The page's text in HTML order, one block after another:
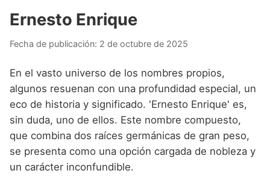
Nombres de niño que empiezan por B
Nombres de niño que empiezan por D
Nombres de niño que empiezan por E
Nombres de niño que empiezan por F
Nombres de niño que empiezan por G
Nombres de niño que empiezan por H
Nombres de Niño Asturianos
Nombres de Niño Baleares
Nombres de Niño Cantabros
Nombres de Niño Celtas
Nombres de Niño Egipcios
Nombres de Niño Griegos
Nombres de Niño Mitologicos
Nombres de Niño Alemanes
Nombres de Niño Americanos
Nombres de Niño Arabes
Nombres de Niño Chinos
Buscar
Ernesto Enrique
Fecha de publicación: 2 de octubre de 2025
En el vasto universo de los nombres propios,
algunos resuenan con una profundidad especial, un
eco de historia y significado. 'Ernesto Enrique' es,
sin duda, uno de ellos. Este nombre compuesto,
que combina dos raíces germánicas de gran peso,
se presenta como una opción cargada de nobleza y
un carácter inconfundible.